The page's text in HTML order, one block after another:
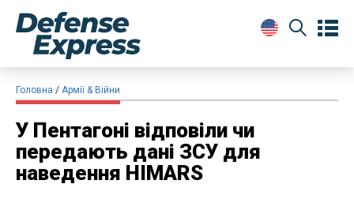
Головна Армії & Війни
У Пентагоні відповіли чи
передають дані ЗСУ для
наведення HIMARS